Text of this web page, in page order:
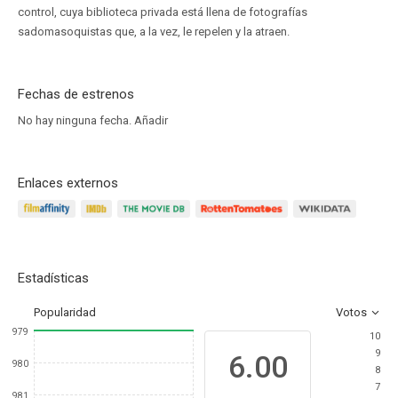
control, cuya biblioteca privada está llena de fotografías
sadomasoquistas que, a la vez, le repelen y la atraen.
Fechas de estrenos
No hay ninguna fecha. Añadir
Enlaces externos
Estadísticas
Popularidad Votos
979
980
981
6.00
10
9
8
7